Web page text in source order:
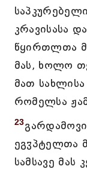
კრავისასა
წყირთლთა
მას, ხოლო
მათ
რომელსა
23
ეგჳპტელთა
სამსავე მას